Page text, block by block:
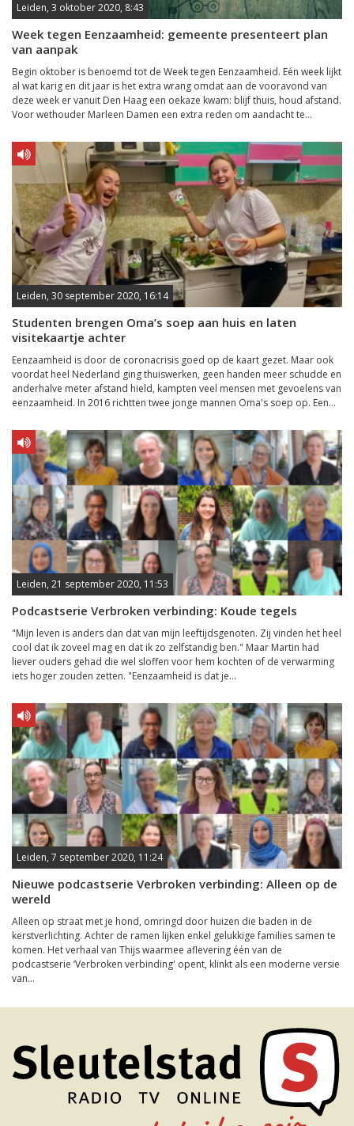
Leiden, 3 oktober 2020, 8:43
Week tegen Eenzaamheid: gemeente presenteert plan
van aanpak
Begin oktober is benoemd tot de Week tegen Eenzaamheid. Eén week lijkt
al wat karig en dit jaar is het extra wrang omdat aan de vooravond van
deze week er vanuit Den Haag een oekaze kwam: blijf thuis, houd afstand.
Voor wethouder Marleen Damen een extra reden om aandacht te...
Leiden, 30 september 2020, 16:14
Studenten brengen Oma’s soep aan huis en laten
visitekaartje achter
Eenzaamheid is door de coronacrisis goed op de kaart gezet. Maar ook
voordat heel Nederland ging thuiswerken, geen handen meer schudde en
anderhalve meter afstand hield, kampten veel mensen met gevoelens van
eenzaamheid. In 2016 richtten twee jonge mannen Oma's soep op. Een...
Leiden, 21 september 2020, 11:53
Podcastserie Verbroken verbinding: Koude tegels
"Mijn leven is anders dan dat van mijn leeftijdsgenoten. Zij vinden het heel
cool dat ik zoveel mag en dat ik zo zelfstandig ben." Maar Martin had
liever ouders gehad die wel sloffen voor hem kochten of de verwarming
iets hoger zouden zetten. "Eenzaamheid is dat je...
Leiden, 7 september 2020, 11:24
Nieuwe podcastserie Verbroken verbinding: Alleen op de
wereld
Alleen op straat met je hond, omringd door huizen die baden in de
kerstverlichting. Achter de ramen lijken enkel gelukkige families samen te
komen. Het verhaal van Thijs waarmee aflevering één van de
podcastserie ‘Verbroken verbinding' opent, klinkt als een moderne versie
van...